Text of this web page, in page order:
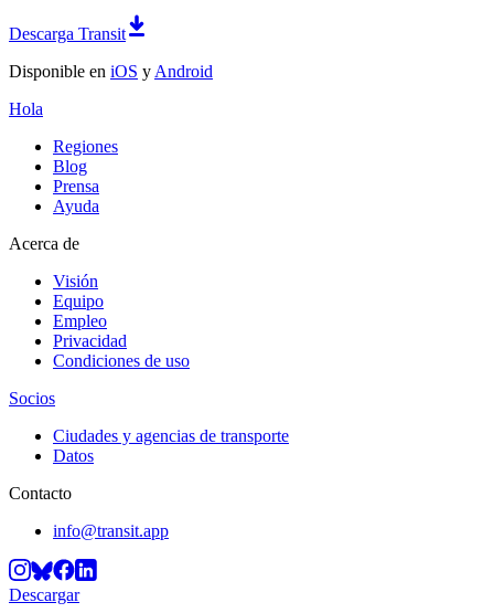
Descarga Transit
Disponible en iOS y Android
Hola
Regiones
Blog
Prensa
Ayuda
Acerca de
Visión
Equipo
Empleo
Privacidad
Condiciones de uso
Socios
Ciudades y agencias de transporte
Datos
Contacto
info@transit.app
Descargar